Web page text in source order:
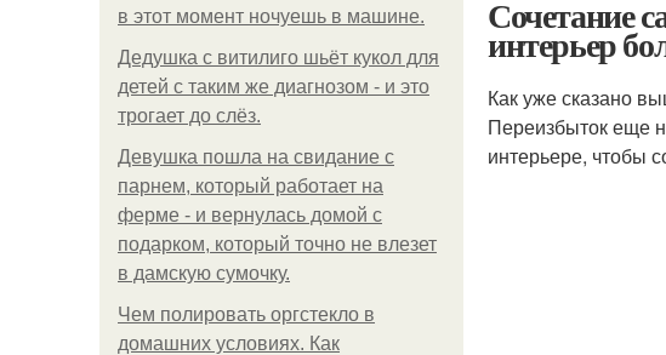
в этот момент ночуешь в машине.
Дедушка с витилиго шьёт кукол для
детей с таким же диагнозом - и это
трогает до слёз.
Девушка пошла на свидание с
парнем, который работает на
ферме - и вернулась домой с
подарком, который точно не влезет
в дамскую сумочку.
Чем полировать оргстекло в
домашних условиях. Как
Сочетание
интерьер
Как уже сказано
Переизбыток еще
интерьере, чтобы